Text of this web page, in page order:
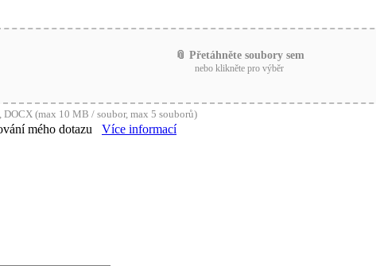
📎 Přetáhněte soubory sem
nebo klikněte pro výběr
DOCX (max 10 MB / soubor, max 5 souborů)
mého dotazu Více informací